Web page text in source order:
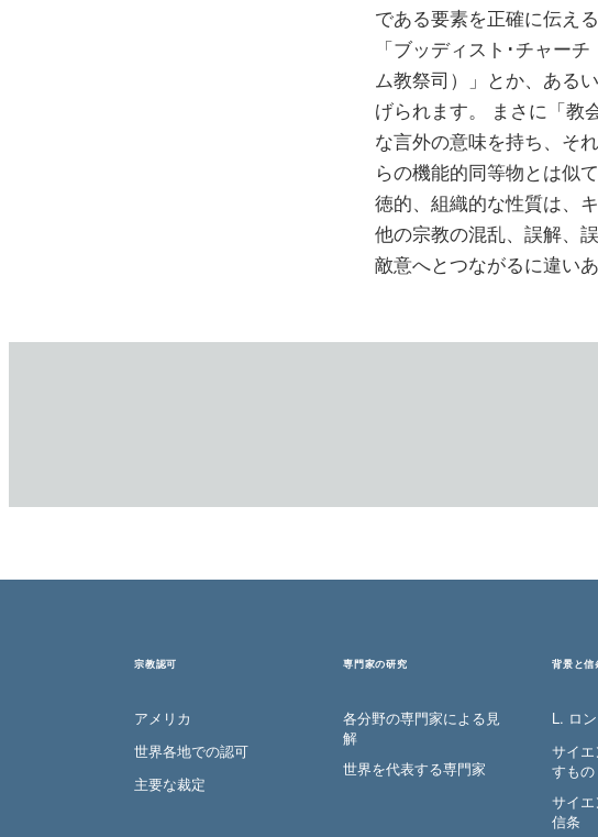
である要素を正確に伝え
「ブッディスト･チャー
ム教祭司）」とか、ある
げられます。 まさに「教
な言外の意味を持ち、そ
らの機能的同等物とは似
徳的、組織的な性質は、
他の宗教の混乱、誤解、
敵意へとつながるに違いあ
宗教認可
アメリカ
世界各地での認可
主要な裁定
専門家の研究
各分野の専門家による見
解
世界を代表する専門家
背景と信
L. ロ
サイ
すもの
サイ
信条